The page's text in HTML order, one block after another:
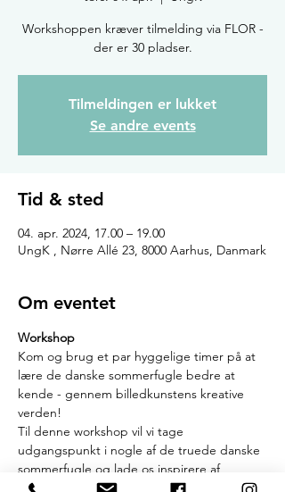
Workshoppen kræver tilmelding via FLOR -
der er 30 pladser.
Tilmeldingen er lukket
Se andre events
Tid & sted
04. apr. 2024, 17.00 – 19.00
UngK , Nørre Allé 23, 8000 Aarhus, Danmark
Om eventet
Workshop
Kom og brug et par hyggelige timer på at
lære de danske sommerfugle bedre at
kende - gennem billedkunstens kreative
verden!
Til denne workshop vil vi tage
udgangspunkt i nogle af de truede danske
sommerfugle og lade os inspirere af
sommerfuglenes fortryllende farver, former